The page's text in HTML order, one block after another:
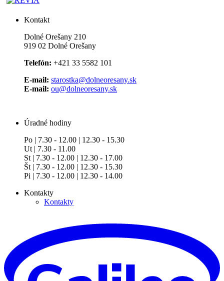
Kontakt
Dolné Orešany 210
919 02 Dolné Orešany
Telefón: +421 33 5582 101
E-mail: starostka@dolneoresany.sk
E-mail: ou@dolneoresany.sk
Úradné hodiny
Po | 7.30 - 12.00 | 12.30 - 15.30
Ut | 7.30 - 11.00
St | 7.30 - 12.00 | 12.30 - 17.00
Št | 7.30 - 12.00 | 12.30 - 15.30
Pi | 7.30 - 12.00 | 12.30 - 14.00
Kontakty
Kontakty